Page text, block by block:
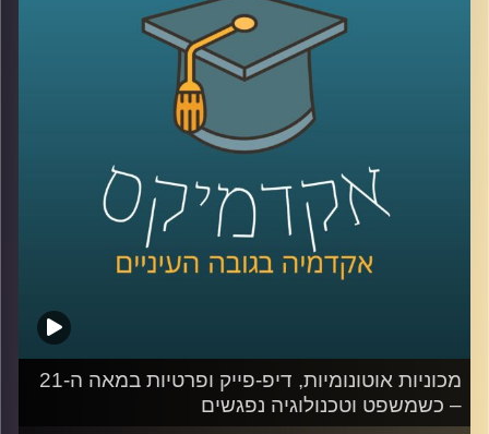
ד"ר אביב גאון, מנהל בית הספר הארי רדזינר למשפטים וכותב
הספר "עתיד דיני זכויות היוצרים בעידן הבינה המלאכותית"
(The Future of Copyright in the Age of Artificial
Intelligence) מדבר על הסוגיות המשפטיות בזכויות היוצרים
לשיחה עם ד"ר אביב גאון בנושא הקשר בין משפט לטכנולוגיה
– לחצו כאן
לשיחה עם ד"ר אביב גאון בנושא תיקי פייסבוק והקשר בין
קרדיט תמונות:AudioVersity
מכוניות אוטונומיות, דיפ-פייק ופרטיות במאה ה-21
– כשמשפט וטכנולוגיה נפגשים